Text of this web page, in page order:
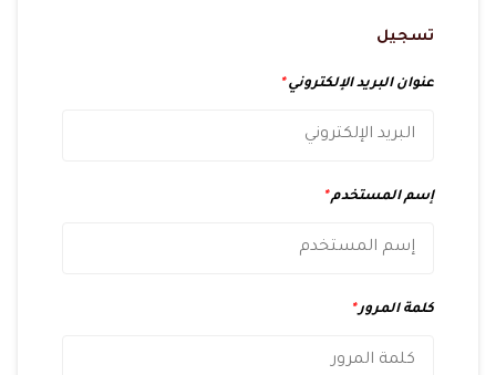
تسجيل
عنوان البريد الإلكتروني*
إسم المستخدم*
كلمة المرور*